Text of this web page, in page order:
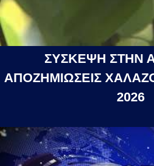
ΣΥΣΚΕΨΗ ΣΤΗΝ
ΑΠΟΖΗΜΙΩΣΕΙΣ
2026